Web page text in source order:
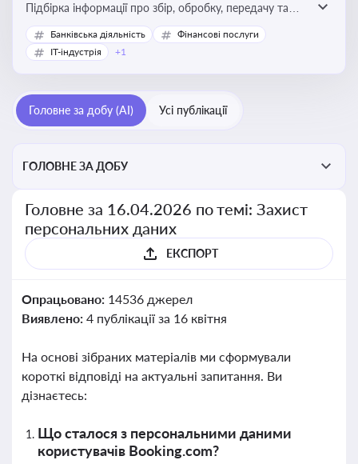
Підбірка інформації про збір, обробку, передачу та
інші дії з персональними даними
Банківська діяльність
Фінансові послуги
IT-індустрія
+1
Головне за добу (AI) Усі публікації
ГОЛОВНЕ ЗА ДОБУ
Головне за 16.04.2026 по темі: Захист
персональних даних
ЕКСПОРТ
Опрацьовано: 14536 джерел
Виявлено: 4 публікації за 16 квітня
На основі зібраних матеріалів ми сформували
короткі відповіді на актуальні запитання. Ви
дізнаєтесь:
Що сталося з персональними даними
користувачів Booking.com?